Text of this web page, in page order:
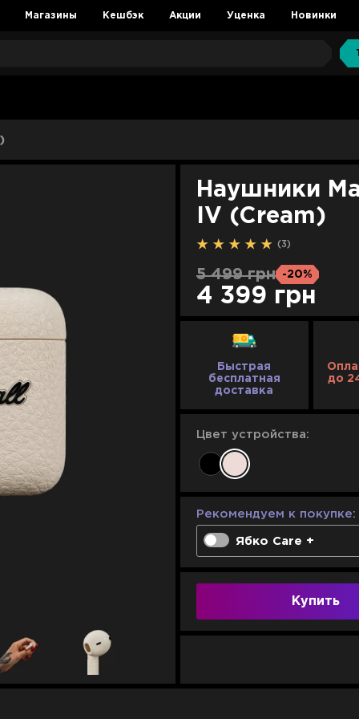
Магазины Кешбэк Акции Уценка Новинки
Наушники
IV (Cream)
(3)
5 499 грн -20%
4 399 грн
Быстрая
бесплатная
доставка
до
Цвет устройства:
Рекомендуем к покупке:
Ябко Care +
Одноразовое
1 год
Купить